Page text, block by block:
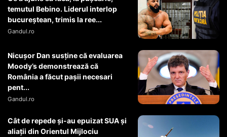
temutul Bebino. Liderul interlop
bucureștean, trimis la ree...
Gandul.ro
Nicușor Dan susține că evaluarea
Moody’s demonstrează că
România a făcut pașii necesari
pent...
Gandul.ro
Cât de repede și-au epuizat SUA și
aliații din Orientul Mijlociu